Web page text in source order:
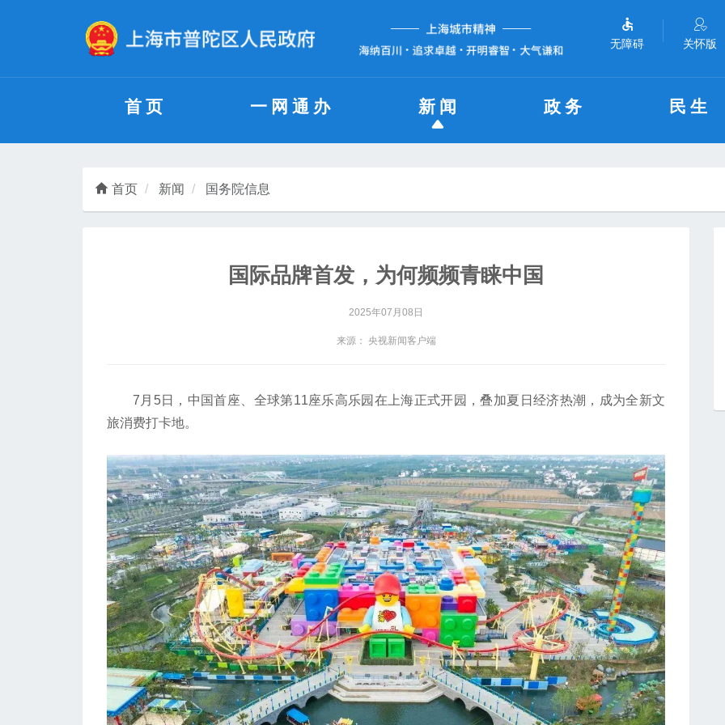
无障碍 关怀版
首页 一网通办 新闻 政务 民生
首页 新闻 国务院信息
国际品牌首发，为何频频青睐中国
2025年07月08日
来源： 央视新闻客户端
7月5日，中国首座、全球第11座乐高乐园在上海正式开园，叠加夏日经济热潮，成为全新文
旅消费打卡地。